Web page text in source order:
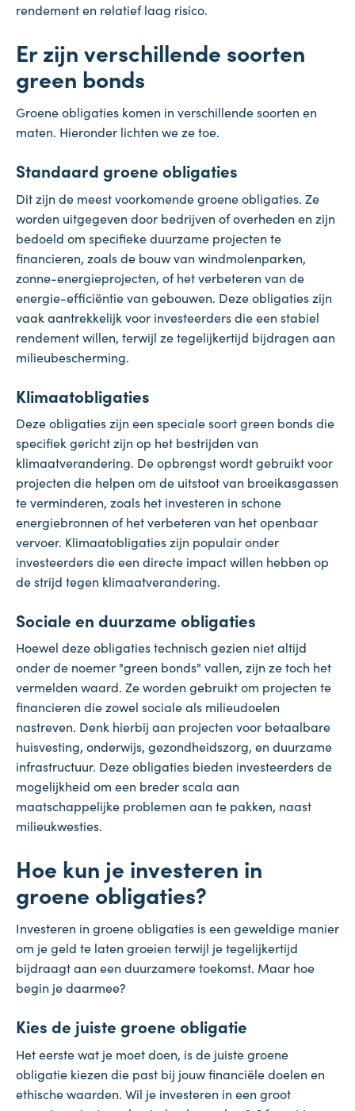
rendement en relatief laag risico.
Er zijn verschillende soorten
green bonds
Groene obligaties komen in verschillende soorten en
maten. Hieronder lichten we ze toe.
Standaard groene obligaties
Dit zijn de meest voorkomende groene obligaties. Ze
worden uitgegeven door bedrijven of overheden en zijn
bedoeld om specifieke duurzame projecten te
financieren, zoals de bouw van windmolenparken,
zonne-energieprojecten, of het verbeteren van de
energie-efficiëntie van gebouwen. Deze obligaties zijn
vaak aantrekkelijk voor investeerders die een stabiel
rendement willen, terwijl ze tegelijkertijd bijdragen aan
milieubescherming.
Klimaatobligaties
Deze obligaties zijn een speciale soort green bonds die
specifiek gericht zijn op het bestrijden van
klimaatverandering. De opbrengst wordt gebruikt voor
projecten die helpen om de uitstoot van broeikasgassen
te verminderen, zoals het investeren in schone
energiebronnen of het verbeteren van het openbaar
vervoer. Klimaatobligaties zijn populair onder
investeerders die een directe impact willen hebben op
de strijd tegen klimaatverandering.
Sociale en duurzame obligaties
Hoewel deze obligaties technisch gezien niet altijd
onder de noemer "green bonds" vallen, zijn ze toch het
vermelden waard. Ze worden gebruikt om projecten te
financieren die zowel sociale als milieudoelen
nastreven. Denk hierbij aan projecten voor betaalbare
huisvesting, onderwijs, gezondheidszorg, en duurzame
infrastructuur. Deze obligaties bieden investeerders de
mogelijkheid om een breder scala aan
maatschappelijke problemen aan te pakken, naast
milieukwesties.
Hoe kun je investeren in
groene obligaties?
Investeren in groene obligaties is een geweldige manier
om je geld te laten groeien terwijl je tegelijkertijd
bijdraagt aan een duurzamere toekomst. Maar hoe
begin je daarmee?
Kies de juiste groene obligatie
Het eerste wat je moet doen, is de juiste groene
obligatie kiezen die past bij jouw financiële doelen en
ethische waarden. Wil je investeren in een groot